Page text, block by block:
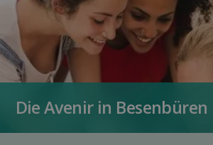
Die Avenir in Besenbüren